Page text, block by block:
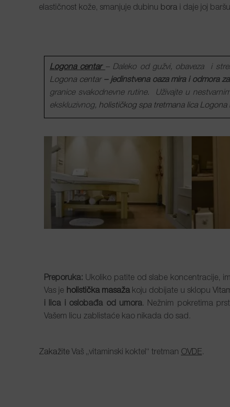
elastičnost kože, smanjuje dubinu bora i daje joj
Logona centar – Daleko od gužvi, obaveza i
Logona centar– jedinstvena oaza mira i odmora
granice svakodnevne rutine. Uživajte u
ekskluzivnog, holističkog spa tretmana lica Logonai
Preporuka: Ukoliko patite od slabe koncentracije,
Vas je holistička masaža koju dobijate u sklopu
i lica i oslobađa od umora. Nežnim pokretima
Vašem licu zablistaće kao nikada do sad.
Zakažite Vaš „vitaminski koktel“ tretman OVDE.